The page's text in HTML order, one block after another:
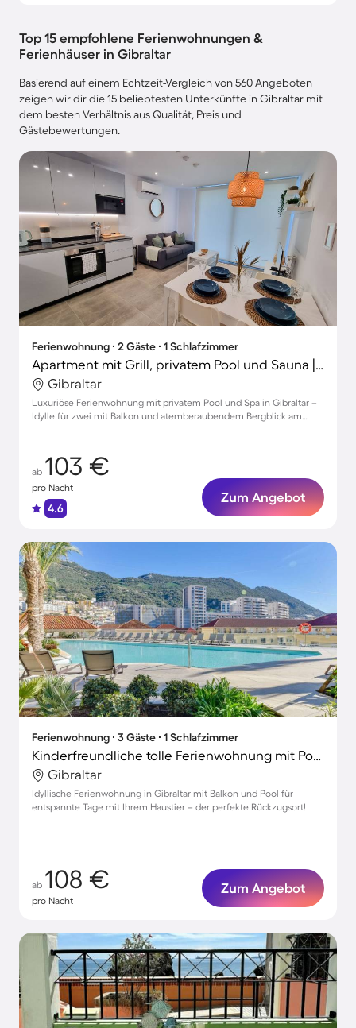
Top 15 empfohlene Ferienwohnungen &
Ferienhäuser in Gibraltar
Basierend auf einem Echtzeit-Vergleich von 560 Angeboten
zeigen wir dir die 15 beliebtesten Unterkünfte in Gibraltar mit
dem besten Verhältnis aus Qualität, Preis und
Gästebewertungen.
Ferienwohnung ∙ 2 Gäste ∙ 1 Schlafzimmer
Apartment mit Grill, privatem Pool und Sauna | Bergblick
Gibraltar
Luxuriöse Ferienwohnung mit privatem Pool und Spa in Gibraltar –
Idylle für zwei mit Balkon und atemberaubendem Bergblick am
ab 103 €
pro Nacht
4.6
Zum Angebot
Ferienwohnung ∙ 3 Gäste ∙ 1 Schlafzimmer
Kinderfreundliche tolle Ferienwohnung mit Pool | Ideal für Homeoffice | Haustierfreundlich
Gibraltar
Idyllische Ferienwohnung in Gibraltar mit Balkon und Pool für
entspannte Tage mit Ihrem Haustier – der perfekte Rückzugsort!
ab 108 €
pro Nacht
Zum Angebot